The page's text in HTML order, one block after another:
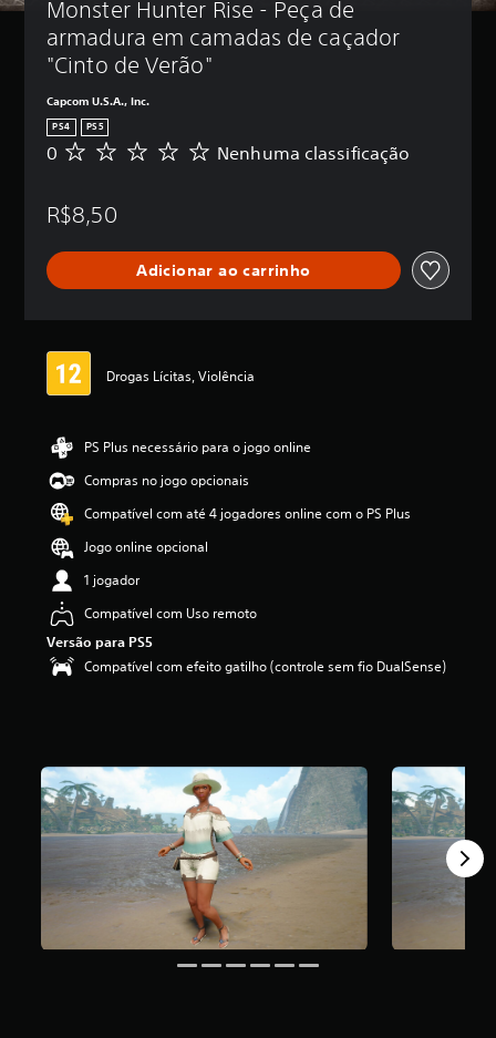
Monster Hunter Rise - Peça de
armadura em camadas de caçador
"Cinto de Verão"
Capcom U.S.A., Inc.
PS4 PS5
N
h
m
a
s
i
c
a
ç
ã
0 Nenhuma classificação
R$8,50
Adicionar ao carrinho
Drogas Lícitas, Violência
PS Plus necessário para o jogo online
Compras no jogo opcionais
Compatível com até 4 jogadores online com o PS Plus
Jogo online opcional
1 jogador
Compatível com Uso remoto
Versão para PS5
Compatível com efeito gatilho (controle sem fio DualSense)